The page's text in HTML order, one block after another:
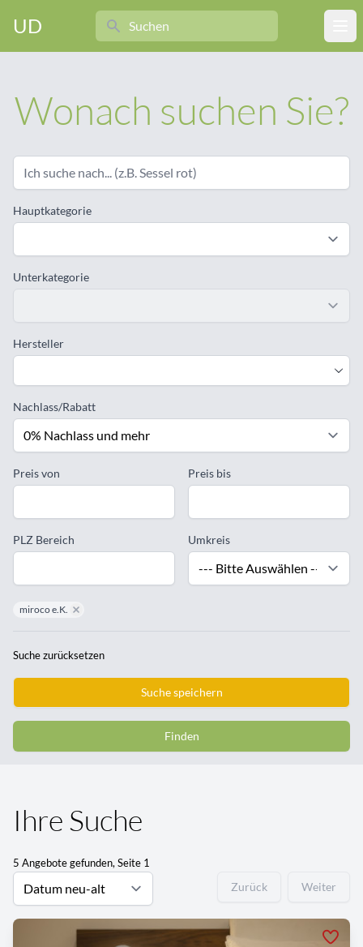
UD
Search
Wonach suchen Sie?
Hauptkategorie
Unterkategorie
Hersteller
Nachlass/Rabatt
Preis von Preis bis
PLZ Bereich Umkreis
miroco e.K. remove miroco e.K.
Suche zurücksetzen
Suche speichern
Finden
Ihre Suche
5 Angebote gefunden, Seite 1
Zurück Weiter